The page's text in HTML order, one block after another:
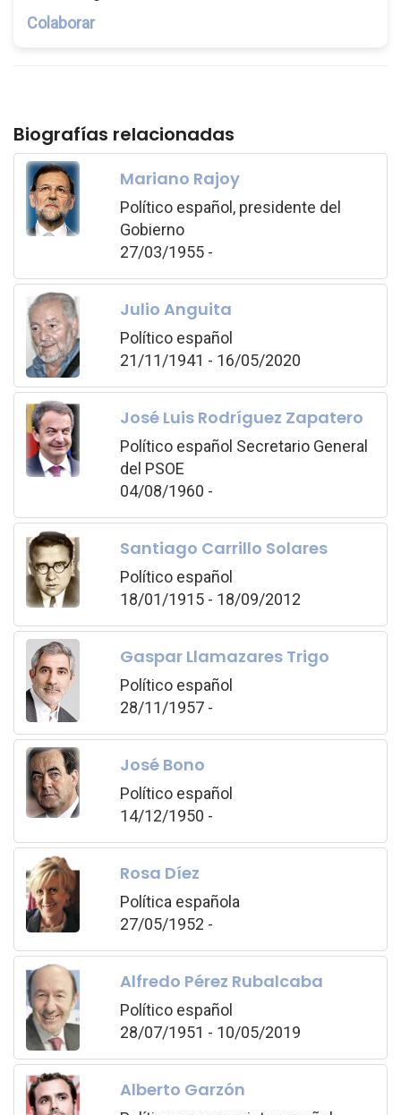
Colaborar
Biografías relacionadas
Mariano Rajoy
Político español, presidente del
Gobierno
27/03/1955 -
Julio Anguita
Político español
21/11/1941 - 16/05/2020
José Luis Rodríguez Zapatero
Político español Secretario General
del PSOE
04/08/1960 -
Santiago Carrillo Solares
Político español
18/01/1915 - 18/09/2012
Gaspar Llamazares Trigo
Político español
28/11/1957 -
José Bono
Político español
14/12/1950 -
Rosa Díez
Política española
27/05/1952 -
Alfredo Pérez Rubalcaba
Político español
28/07/1951 - 10/05/2019
Alberto Garzón